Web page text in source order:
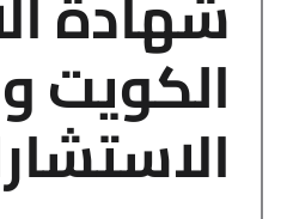
الكويت